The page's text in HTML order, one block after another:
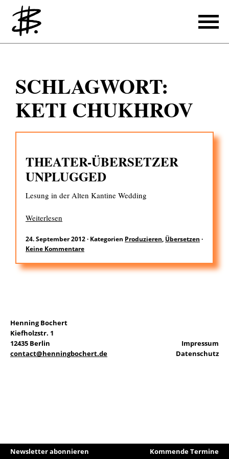
Schreiben
Referenzen
Produzieren
Übersetzen
Referenzen
EN
nach:
SCHLAGWORT:
KETI CHUKHROV
THEATER-ÜBERSETZER
UNPLUGGED
Lesung in der Alten Kantine Wedding
Weiterlesen
24. September 2012· Kategorien Produzieren, Übersetzen ·
Keine Kommentare
Henning Bochert
Kiefholzstr. 1
12435 Berlin
contact@henningbochert.de
Impressum
Datenschutz
Newsletter abonnieren Kommende Termine